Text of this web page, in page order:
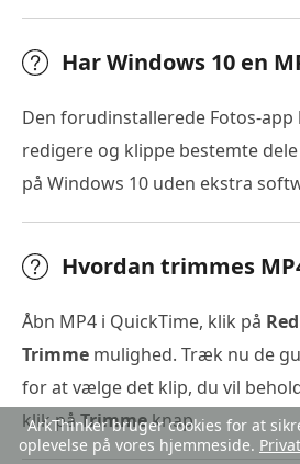
Har Windows 10 en
Den forudinstallerede Fotos-
redigere og klippe bestemte
på Windows 10 uden ekstra
Hvordan trimmes
Åbn MP4 i QuickTime, klik på
Trimme mulighed. Træk nu de
for at vælge det klip, du vil
klik påTrimmeknap.
ArkThinker bruger cookies for at
oplevelse på vores hjemmeside.